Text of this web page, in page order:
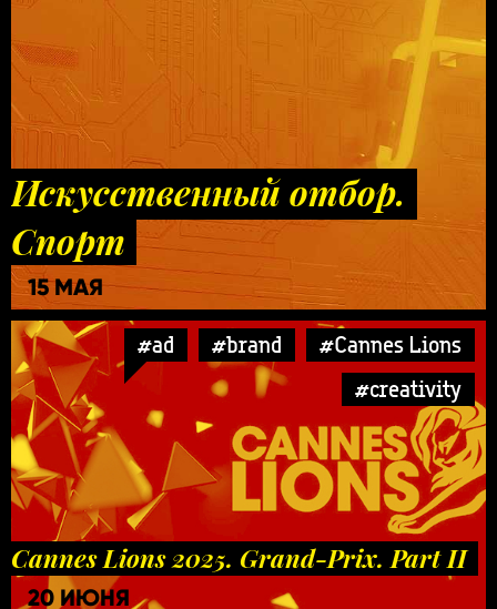
Искусственный отбор.
Спорт
15 МАЯ
#ad #brand
#Cannes Lions
#creativity
Cannes Lions 2025. Grand-Prix. Part II
20 ИЮНЯ